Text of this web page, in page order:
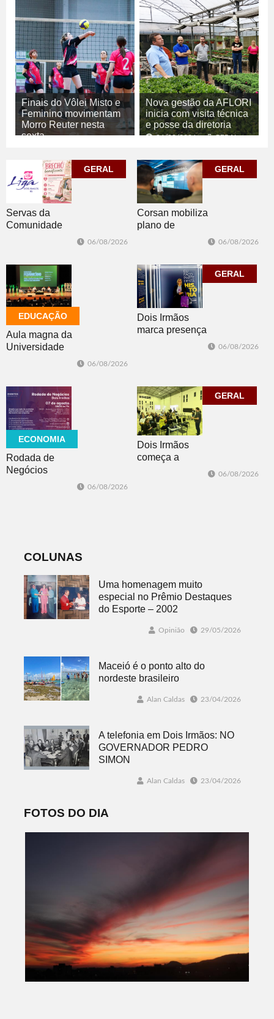
Finais do Vôlei Misto e
Feminino movimentam
Morro Reuter nesta
sexta
ESPORTE
Nova gestão da AFLORI
inicia com visita técnica
e posse da diretoria
06/08/2026 GERAL
GERAL
Servas da
Comunidade
06/08/2026
GERAL
Corsan mobiliza
plano de
temporais no RS
06/08/2026
EDUCAÇÃO
Aula magna da
Universidade
acadêmica em
debate sobre o
feminicídio
06/08/2026
GERAL
Dois Irmãos
marca presença
06/08/2026
ECONOMIA
Rodada de
Negócios
06/08/2026
GERAL
Dois Irmãos
começa a
06/08/2026
COLUNAS
Uma homenagem muito
especial no Prêmio Destaques
do Esporte – 2002
Opinião 29/05/2026
Maceió é o ponto alto do
nordeste brasileiro
Alan Caldas 23/04/2026
A telefonia em Dois Irmãos: NO
GOVERNADOR PEDRO
SIMON
Alan Caldas 23/04/2026
FOTOS DO DIA